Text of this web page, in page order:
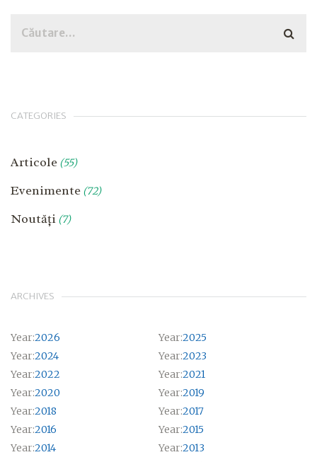
CATEGORIES
Articole (55)
Evenimente (72)
Noutăți (7)
ARCHIVES
Year:2026 Year:2025
Year:2024 Year:2023
Year:2022 Year:2021
Year:2020 Year:2019
Year:2018 Year:2017
Year:2016 Year:2015
Year:2014 Year:2013